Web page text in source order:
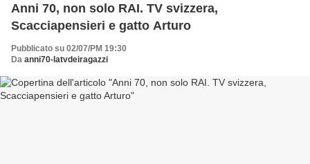
Anni 70, non solo RAI. TV svizzera,
Scacciapensieri e gatto Arturo
Pubblicato su 02/07/PM 19:30
Da anni70-latvdeiragazzi